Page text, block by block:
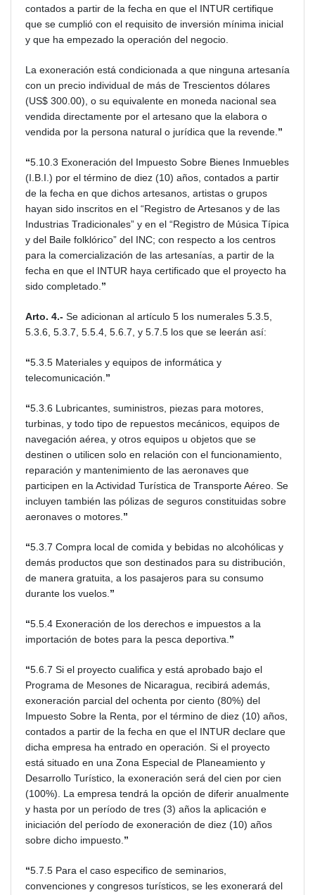
contados a partir de la fecha en que el INTUR certifique
que se cumplió con el requisito de inversión mínima inicial
y que ha empezado la operación del negocio.
La exoneración está condicionada a que ninguna artesanía
con un precio individual de más de Trescientos dólares
(US$ 300.00), o su equivalente en moneda nacional sea
vendida directamente por el artesano que la elabora o
vendida por la persona natural o jurídica que la revende. ”
“5.10.3 Exoneración del Impuesto Sobre Bienes Inmuebles
(I.B.I.) por el término de diez (10) años, contados a partir
de la fecha en que dichos artesanos, artistas o grupos
hayan sido inscritos en el “Registro de Artesanos y de las
Industrias Tradicionales” y en el “Registro de Música Típica
y del Baile folklórico” del INC; con respecto a los centros
para la comercialización de las artesanías, a partir de la
fecha en que el INTUR haya certificado que el proyecto ha
sido completado. ”
Arto. 4.- Se adicionan al artículo 5 los numerales 5.3.5,
5.3.6, 5.3.7, 5.5.4, 5.6.7, y 5.7.5 los que se leerán así:
“5.3.5 Materiales y equipos de informática y
telecomunicación. ”
“5.3.6 Lubricantes, suministros, piezas para motores,
turbinas, y todo tipo de repuestos mecánicos, equipos de
navegación aérea, y otros equipos u objetos que se
destinen o utilicen solo en relación con el funcionamiento,
reparación y mantenimiento de las aeronaves que
participen en la Actividad Turística de Transporte Aéreo. Se
incluyen también las pólizas de seguros constituidas sobre
aeronaves o motores. ”
“5.3.7 Compra local de comida y bebidas no alcohólicas y
demás productos que son destinados para su distribución,
de manera gratuita, a los pasajeros para su consumo
durante los vuelos. ”
“5.5.4 Exoneración de los derechos e impuestos a la
importación de botes para la pesca deportiva. ”
“5.6.7 Si el proyecto cualifica y está aprobado bajo el
Programa de Mesones de Nicaragua, recibirá además,
exoneración parcial del ochenta por ciento (80%) del
Impuesto Sobre la Renta, por el término de diez (10) años,
contados a partir de la fecha en que el INTUR declare que
dicha empresa ha entrado en operación. Si el proyecto
está situado en una Zona Especial de Planeamiento y
Desarrollo Turístico, la exoneración será del cien por cien
(100%). La empresa tendrá la opción de diferir anualmente
y hasta por un período de tres (3) años la aplicación e
iniciación del período de exoneración de diez (10) años
sobre dicho impuesto. ”
“5.7.5 Para el caso especifico de seminarios,
convenciones y congresos turísticos, se les exonerará del